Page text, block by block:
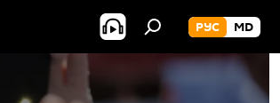
РУС MD